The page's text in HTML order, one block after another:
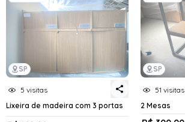
SP
5 visitas
Lixeira de madeira com 3 portas
SP
51 visitas
2 Mesas